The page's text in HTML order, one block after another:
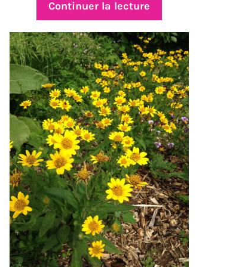
Continuer la lecture